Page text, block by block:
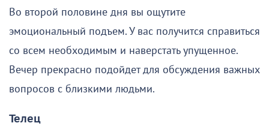
Во второй половине дня вы ощутите
эмоциональный подъем. У вас получится справиться
со всем необходимым и наверстать упущенное.
Вечер прекрасно подойдет для обсуждения важных
вопросов с близкими людьми.
Телец